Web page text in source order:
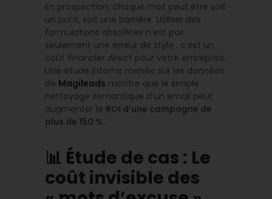
En prospection, chaque mot peut être soit
un pont, soit une barrière. Utiliser des
formulations obsolètes n’est pas
seulement une erreur de style : c’est un
coût financier direct pour votre entreprise.
Une étude interne menée sur les données
de Magileads montre que le simple
nettoyage sémantique d’un email peut
augmenter le ROI d’une campagne de
plus de 150 %.
📊 Étude de cas : Le
coût invisible des